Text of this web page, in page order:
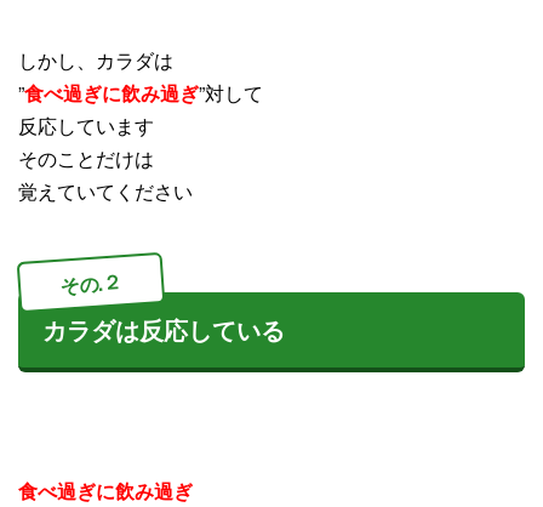
しかし、カラダは
”食べ過ぎに飲み過ぎ”対して
反応しています
そのことだけは
覚えていてください
その.２
カラダは反応している
食べ過ぎに飲み過ぎ